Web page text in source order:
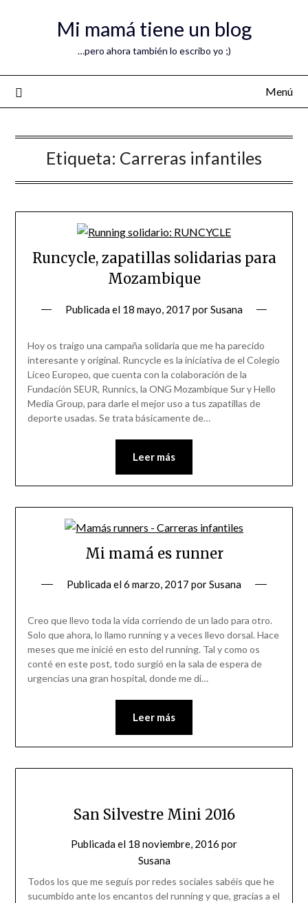
Mi mamá tiene un blog
…pero ahora también lo escribo yo ;)
Menú
Etiqueta: Carreras infantiles
Runcycle, zapatillas solidarias para
Mozambique
Publicada el 18 mayo, 2017 porSusana
Hoy os traigo una campaña solidaria que me ha parecido
interesante y original. Runcycle es la iniciativa de el Colegio
Liceo Europeo, que cuenta con la colaboración de la
Fundación SEUR, Runnics, la ONG Mozambique Sur y Hello
Media Group, para darle el mejor uso a tus zapatillas de
deporte usadas. Se trata básicamente de…
Leer más
Mi mamá es runner
Publicada el6 marzo, 2017 porSusana
Creo que llevo toda la vida corriendo de un lado para otro.
Solo que ahora, lo llamo running y a veces llevo dorsal. Hace
meses que me inicié en esto del running. Tal y como os
conté en este post, todo surgió en la sala de espera de
urgencias una gran hospital, donde me di…
Leer más
San Silvestre Mini 2016
Publicada el 18 noviembre, 2016 por
Susana
Todos los que me seguís por redes sociales sabéis que he
sucumbido ante los encantos del running y que, gracias a el